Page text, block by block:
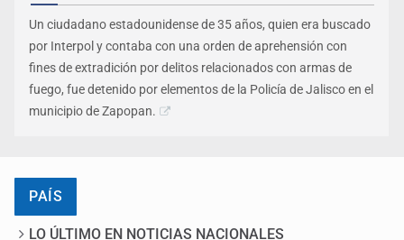
Un ciudadano estadounidense de 35 años, quien era buscado
por Interpol y contaba con una orden de aprehensión con
fines de extradición por delitos relacionados con armas de
fuego, fue detenido por elementos de la Policía de Jalisco en el
municipio de Zapopan.
PAÍS
LO ÚLTIMO EN NOTICIAS NACIONALES